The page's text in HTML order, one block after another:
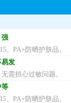
强
、PA+防晒护肤品。
易发
需担心过敏问题。
等
、PA+防晒护肤品。